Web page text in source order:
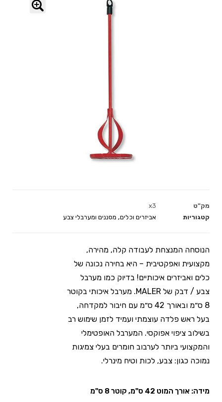
מק"ט
x3
קטגוריות
אביזרים וכלים, מסננים ומערבלי צבע
הנוסחה המנצחת לעבודה קלה, מהירה,
מקצועית ואפקטיבית – היא בחירה נכונה של
כלים ואביזרים איכותיים! בדיוק כמו מערבל
צבע / דבק של MALER. מערבל איכותי בקוטר
8 ס״מ ובאורך 42 ס״מ עם חיבור למקדחה,
בעל ראש פלדה עוצמתי ועמיד לזמן שימוש רב
בשילוב ציפוי אפוקסי. המערבל האופטימלי
והמקצועי ביותר לערבוב חומרים בעלי צמיגות
נמוכה כגון: צבע, לכות וטיח מינרלי.
מידה: אורך המוט 42 ס"מ, קוטר 8 ס"מ